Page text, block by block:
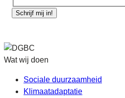
Schrijf mij in!
Wat wij doen
Sociale duurzaamheid
Klimaatadaptatie